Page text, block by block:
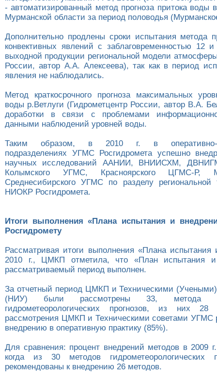
- автоматизированный метод прогноза притока воды
Мурманской области за период половодья
Дополнительно продлены сроки испытания метода
конвективных явлений с заблаговременностью 12
выходной продукции региональной модели
России, автор А.А. Алексеева), так как в период
явления не наблюдались.
Метод краткосрочного прогноза максимальных
воды р.Ветлуги (Гидрометцентр России, автор В.А.
доработки в связи с проблемами
данными наблюдений уровней воды.
Таким образом, в 2010 г. в оперативно-
подразделениях УГМС Росгидромета успешно
научных исследований ААНИИ, ВНИИСХМ,
Колымского УГМС, Красноярского ЦГМС-Р,
Среднесибирского УГМС по разделу региональной
НИОКР Росгидромета.
Итоги выполнения «Плана испытания и
Росгидромету
Рассматривая итоги выполнения «Плана испытания
2010 г., ЦМКП отметила, что «План испытания и
рассматриваемый период выполнен.
За отчетный период ЦМКП и Техническими
(НИУ) были рассмотрены 33, метода и
гидрометеорологических прогнозов, из них 28
рассмотрения ЦМКП и Техническими советами УГМС
внедрению в оперативную практику (85%).
Для сравнения: процент внедрений методов в 2009
когда из 30 методов гидрометеорологических
рекомендованы к внедрению 26 методов.